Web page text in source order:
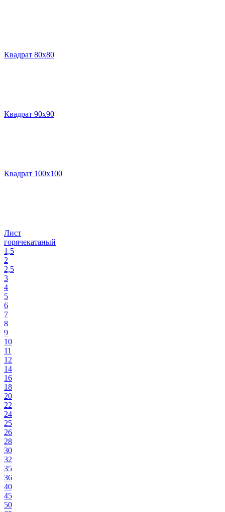
Квадрат 80х80
Квадрат 90х90
Квадрат 100х100
Лист
горячекатаный
1,5
2
2,5
3
4
5
6
7
8
9
10
11
12
14
16
18
20
22
24
25
26
28
30
32
35
36
40
45
50